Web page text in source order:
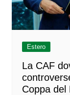
Estero
La CAF
Coppa del